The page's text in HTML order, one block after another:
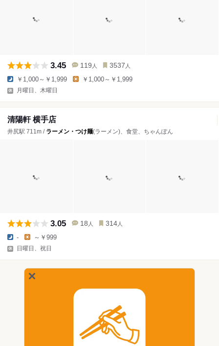
3.45 119 人 3537 人
￥1,000～￥1,999 ￥1,000～￥1,999
月曜日、木曜日
清陽軒 横手店
井尻駅 711m / ラーメン・つけ麺(ラーメン)、食堂、ちゃんぽん
3.05 18 人 314 人
- ～￥999
日曜日、祝日